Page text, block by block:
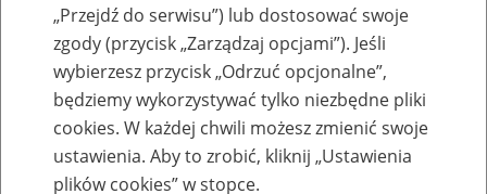
Baza zlikwidowanych lub
przekształconych zakładów pracy
„Przejdź do serwisu”) lub dostosować swoje
zgody (przycisk „Zarządzaj opcjami”). Jeśli
wybierzesz przycisk „Odrzuć opcjonalne”,
będziemy wykorzystywać tylko niezbędne pliki
cookies. W każdej chwili możesz zmienić swoje
ustawienia. Aby to zrobić, kliknij „Ustawienia
plików cookies” w stopce.